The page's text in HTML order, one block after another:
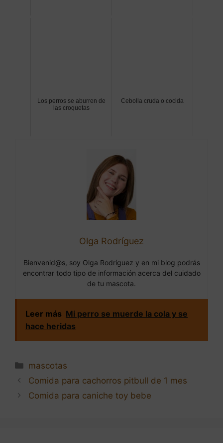
Los perros se aburren de
las croquetas
Cebolla cruda o cocida
Olga Rodríguez
Bienvenid@s, soy Olga Rodríguez y en mi blog podrás
encontrar todo tipo de información acerca del cuidado
de tu mascota.
Leer más Mi perro se muerde la cola y se
hace heridas
Categorías
mascotas
Navegación
de
Comida para cachorros pitbull de 1 mes
Comida para caniche toy bebe